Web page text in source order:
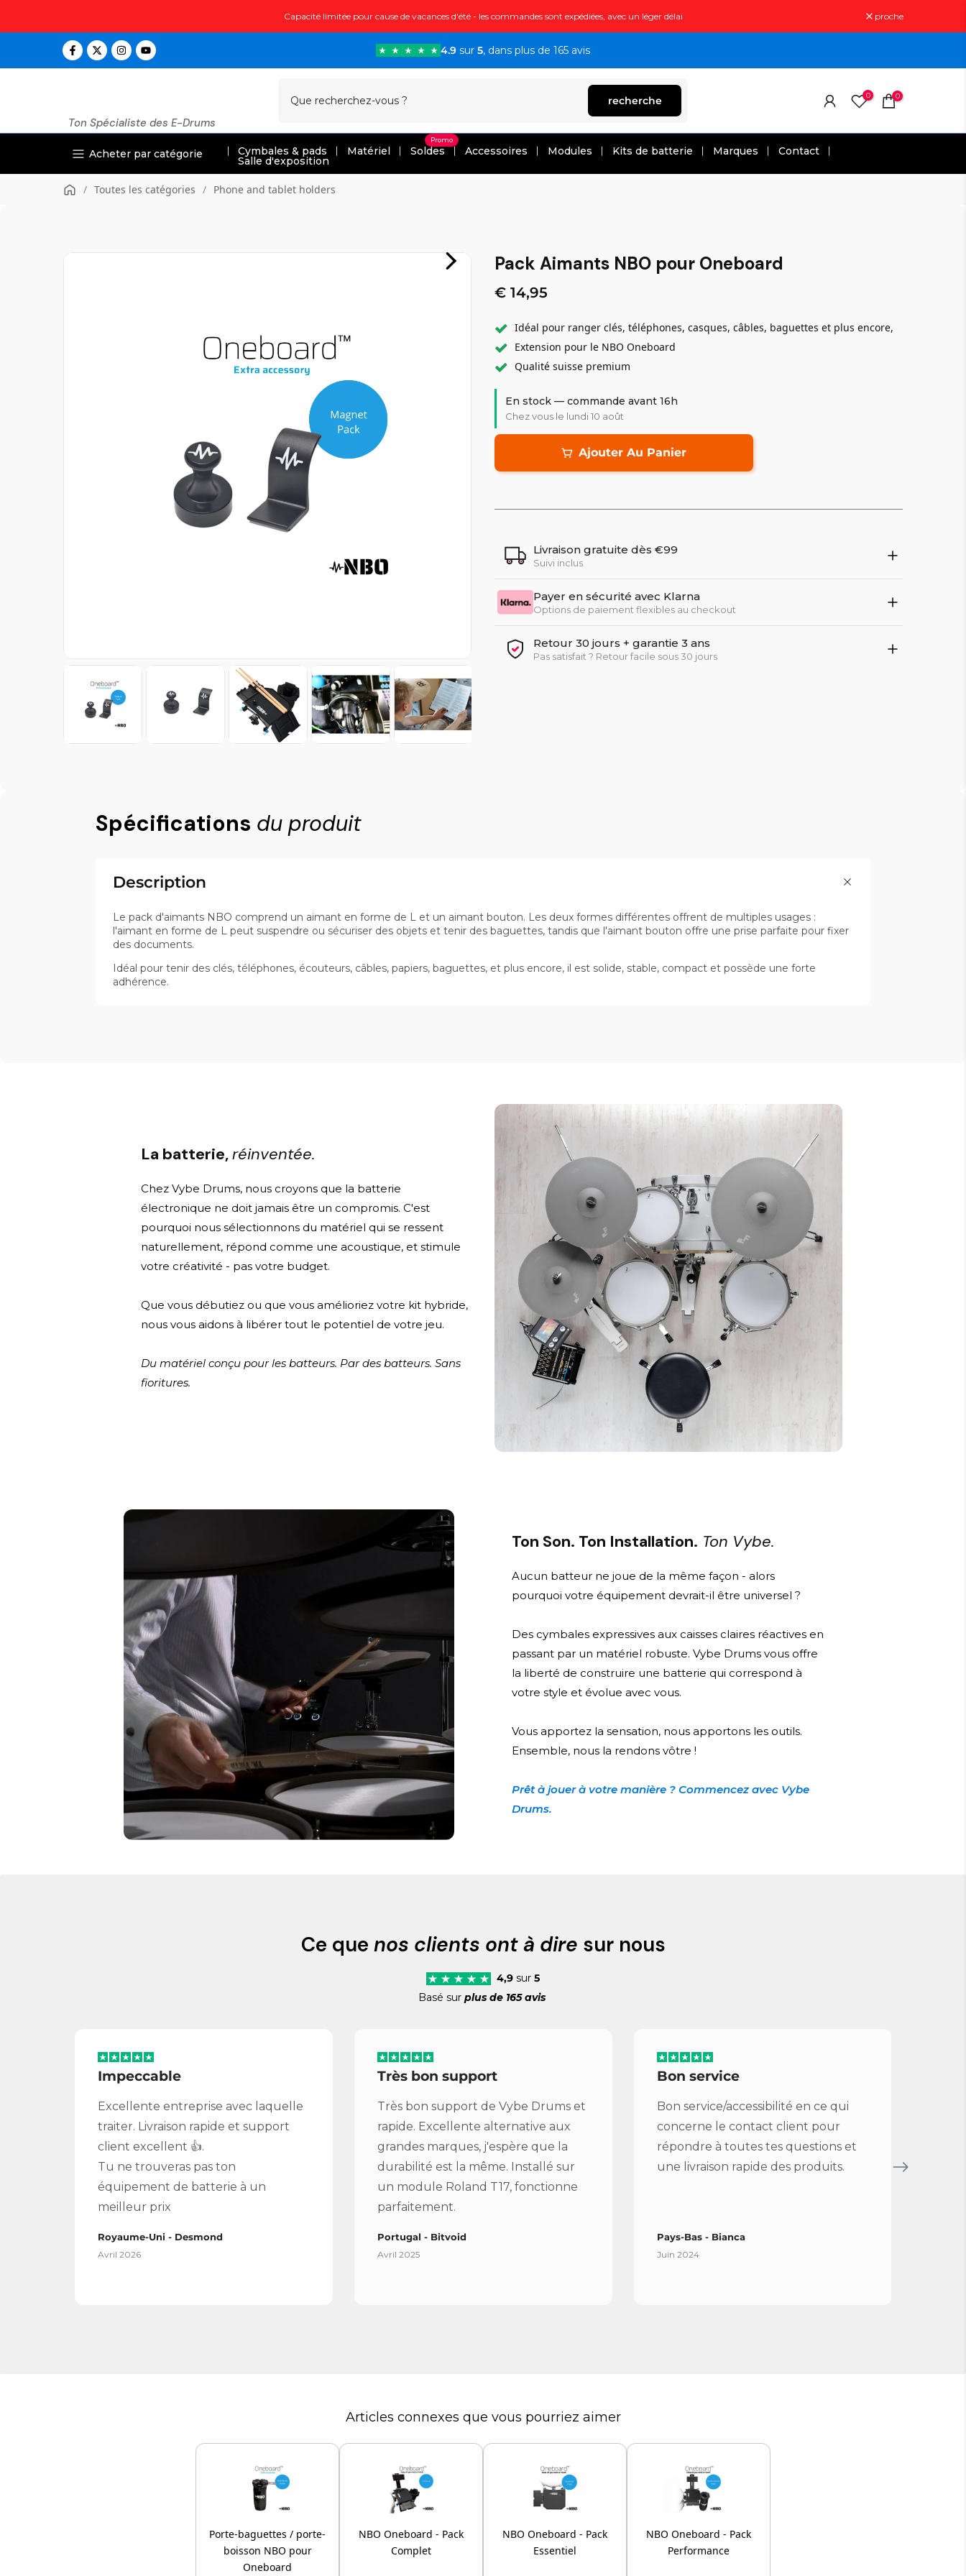
au
Capacité limitée pour cause de vacances d'été - les commandes sont expédiées, avec un léger délai proche
4.9 sur 5, dans plus de 165 avis
Ton Spécialiste des E-Drums
recherche 0 0
Acheter par catégorie Cymbales & pads Matériel Soldes
Promo
Accessoires Modules Kits de batterie Marques Contact
Salle d'exposition
/ Toutes les catégories / Phone and tablet holders
Pack Aimants NBO pour Oneboard
€ 14,95
Idéal pour ranger clés, téléphones, casques, câbles, baguettes et plus encore,
Extension pour le NBO Oneboard
Qualité suisse premium
En stock — commande avant 16h
Chez vous le lundi 10 août
Ajouter Au Panier
Livraison gratuite dès €99
Suivi inclus
Payer en sécurité avec Klarna
Options de paiement flexibles au checkout
Retour 30 jours + garantie 3 ans
Pas satisfait ? Retour facile sous 30 jours
Spécifications du produit
Description
Le pack d'aimants NBO comprend un aimant en forme de L et un aimant bouton. Les deux formes différentes offrent de multiples usages :
l'aimant en forme de L peut suspendre ou sécuriser des objets et tenir des baguettes, tandis que l'aimant bouton offre une prise parfaite pour fixer
des documents.
Idéal pour tenir des clés, téléphones, écouteurs, câbles, papiers, baguettes, et plus encore, il est solide, stable, compact et possède une forte
adhérence.
La batterie,réinventée.
Chez Vybe Drums, nous croyons que la batterie
électronique ne doit jamais être un compromis. C'est
pourquoi nous sélectionnons du matériel qui se ressent
naturellement, répond comme une acoustique, et stimule
votre créativité - pas votre budget.
Que vous débutiez ou que vous amélioriez votre kit hybride,
nous vous aidons à libérer tout le potentiel de votre jeu.
Du matériel conçu pour les batteurs. Par des batteurs. Sans
fioritures.
Ton Son. Ton Installation. Ton Vybe.
Aucun batteur ne joue de la même façon - alors
pourquoi votre équipement devrait-il être universel ?
Des cymbales expressives aux caisses claires réactives en
passant par un matériel robuste. Vybe Drums vous offre
la liberté de construire une batterie qui correspond à
votre style et évolue avec vous.
Vous apportez la sensation, nous apportons les outils.
Ensemble, nous la rendons vôtre !
Prêt à jouer à votre manière ? Commencez avec Vybe
Drums.
Ce que nos clients ont à dire sur nous
4,9 sur 5
Basé sur plus de 165 avis
Impeccable
Excellente entreprise avec laquelle
traiter. Livraison rapide et support
client excellent 👍.
Tu ne trouveras pas ton
équipement de batterie à un
meilleur prix
Royaume-Uni - Desmond
Avril 2026
Très bon support
Très bon support de Vybe Drums et
rapide. Excellente alternative aux
grandes marques, j'espère que la
durabilité est la même. Installé sur
un module Roland T17, fonctionne
parfaitement.
Portugal - Bitvoid
Avril 2025
Bon service
Bon service/accessibilité en ce qui
concerne le contact client pour
répondre à toutes tes questions et
une livraison rapide des produits.
Pays-Bas - Bianca
Juin 2024
Articles connexes que vous pourriez aimer
Porte-baguettes / porte-
boisson NBO pour
Oneboard
NBO Oneboard - Pack
Complet
NBO Oneboard - Pack
Essentiel
NBO Oneboard - Pack
Performance